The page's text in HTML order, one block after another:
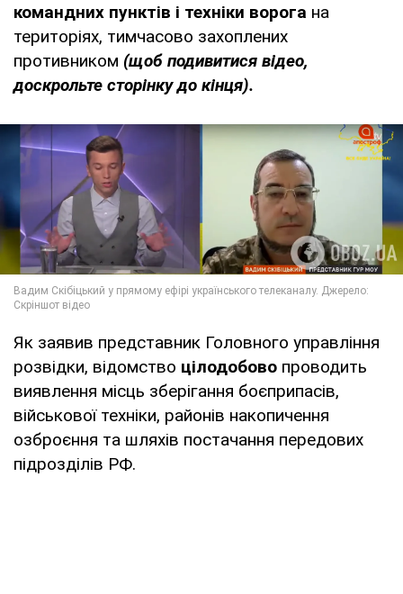
командних пунктів і техніки ворога на
територіях, тимчасово захоплених
противником (щоб подивитися відео,
доскрольте сторінку до кінця).
Як заявив представник Головного управління
розвідки, відомство цілодобово проводить
виявлення місць зберігання боєприпасів,
військової техніки, районів накопичення
озброєння та шляхів постачання передових
підрозділів РФ.